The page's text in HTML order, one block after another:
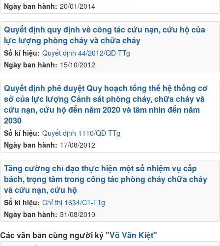
Ngày ban hành: 20/01/2014
Số kí hiệu: Quyết định 44/2012/QĐ-TTg
Ngày ban hành: 15/10/2012
Quyết định quy định về công tác cứu nạn, cứu hộ của
lực lượng phòng cháy và chữa cháy
Số kí hiệu: Quyết định 1110/QĐ-TTg
Ngày ban hành: 17/08/2012
Quyết định phê duyệt Quy hoạch tổng thể hệ thống cơ
sở của lực lượng Cảnh sát phòng cháy, chữa cháy và
cứu nạn, cứu hộ đến năm 2020 và tầm nhìn đến năm
2030
Số kí hiệu: Chỉ thị 1634/CT-TTg
Ngày ban hành: 31/08/2010
Tăng cường chỉ đạo thực hiện một số nhiệm vụ cấp
bách, trọng tâm trong công tác phòng cháy chữa cháy
và cứu nạn, cứu hộ
Các văn bản cùng người ký"Võ Văn Kiệt"